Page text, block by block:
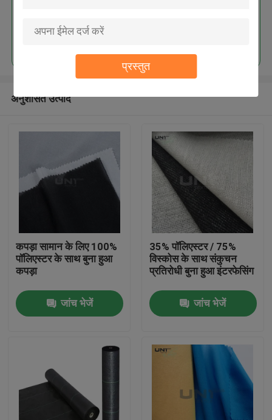
प्रस्तुत
जारी रखें
अनुशंसित उत्पाद
कपड़ा सामान के लिए 100%
पॉलिएस्टर के साथ बुना हुआ
कपड़ा
जांच भेजें
35% पॉलिएस्टर / 75%
विस्कोस के साथ संकुचन
प्रतिरोधी बुना हुआ इंटरफेसिंग
जांच भेजें